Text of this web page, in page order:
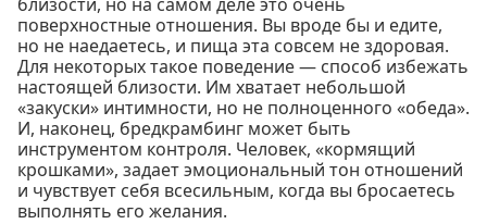
поверхностные отношения. Вы вроде бы и едите,
но не наедаетесь, и пища эта совсем не здоровая.
Для некоторых такое поведение — способ избежать
настоящей близости. Им хватает небольшой
«закуски» интимности, но не полноценного «обеда».
И, наконец, бредкрамбинг может быть
инструментом контроля. Человек, «кормящий
крошками», задает эмоциональный тон отношений
и чувствует себя всесильным, когда вы бросаетесь
выполнять его желания.